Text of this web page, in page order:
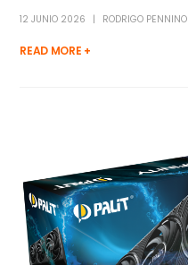
12 JUNIO 2026 RODRIGO PENNINO
READ MORE +